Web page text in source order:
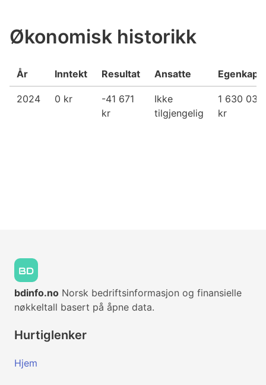
Økonomisk historikk
År Inntekt Resultat Ansatte
2024 0 kr
-41 671
kr
Ikke
tilgjengelig
1 630 039
kr
bdinfo.no Norsk bedriftsinformasjon og finansielle
nøkkeltall basert på åpne data.
Hurtiglenker
Hjem